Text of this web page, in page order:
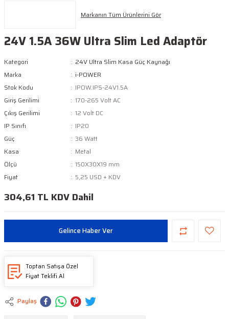
Markanın Tüm Ürünlerini Gör
24V 1.5A 36W Ultra Slim Led Adaptör
Kategori
24V Ultra Slim Kasa Güç Kaynağı
Marka
i-POWER
Stok Kodu
IPOW.IPS-24V1.5A
Giriş Gerilimi
170-265 Volt AC
Çıkış Gerilimi
12 Volt DC
IP Sınıfı
IP20
Güç
36 Watt
Kasa
Metal
Ölçü
150X30X19 mm
Fiyat
5,25 USD + KDV
304,61 TL KDV Dahil
Gelince Haber Ver
Toptan Satışa Özel
Fiyat Teklifi Al
Paylaş